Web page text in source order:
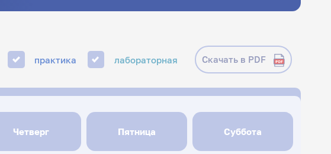
практика лабораторная Скачать в PDF
Четверг Пятница Суббота